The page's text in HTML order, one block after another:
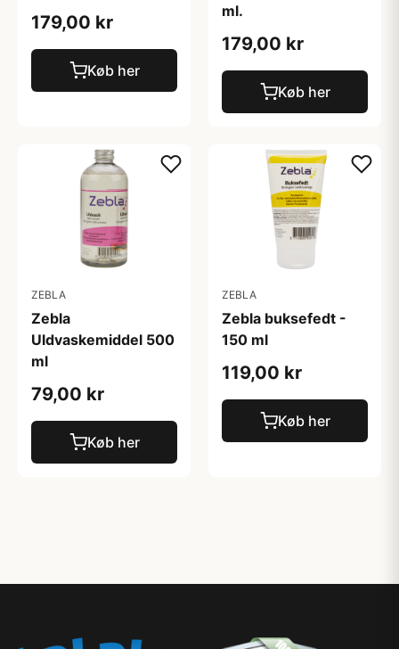
179,00 kr
Køb her
ml.
179,00 kr
Køb her
ZEBLA
Zebla
Uldvaskemiddel 500
ml
79,00 kr
Køb her
ZEBLA
Zebla buksefedt -
150 ml
119,00 kr
Køb her